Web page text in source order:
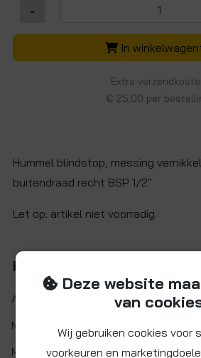
-
In
Extra
€ 25,00 per
Hummel blindstop, messing
buitendraad recht BSP 1/2"
Let op: artikel niet voorradig.
Kenmerken
Artikelnr.: EF6737233
Maat:
Materiaal: Messing
Deze website
van
Wij gebruiken cookies voor
voorkeuren en